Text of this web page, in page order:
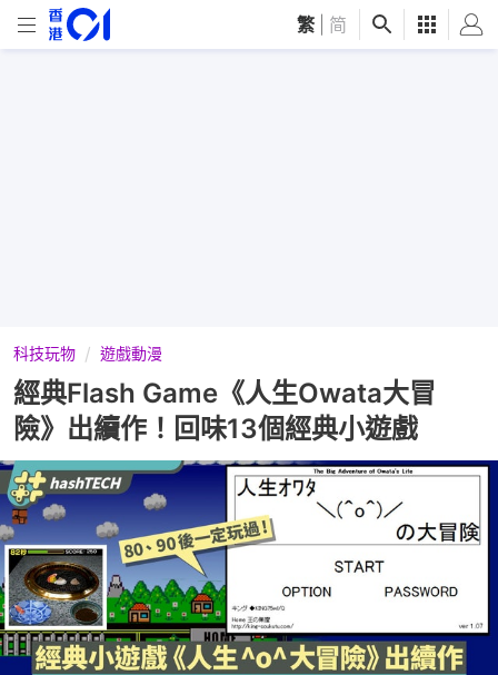
繁 简
科技玩物 遊戲動漫
經典Flash Game《人生Owata大冒
險》出續作！回味13個經典小遊戲